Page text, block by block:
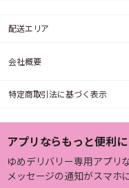
配送エリア
会社概要
特定商取引法に基づく表示
アプリならもっと便利に
ゆめデリバリー専用アプリな
メッセージの通知がスマホ